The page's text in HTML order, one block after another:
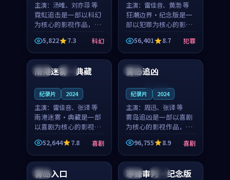
主演： 汤唯、刘亦菲 等
霓虹追击是一部以科幻
为核心的影视作品，围
绕危机、反转与人物成
长展开，整体节奏紧
凑，值得推荐观看。
5,822 7.3 科幻
主演： 雷佳音、黄渤 等
狂潮边界·纪念版是一
部以犯罪为核心的影视
作品，围绕危机、反转
与人物成长展开，整体
节奏紧凑，值得推荐观
看。
56,401 8.7 犯罪
日本 院线
南港迷雾·典藏
纪录片 2024
主演： 雷佳音、张译 等
南港迷雾·典藏是一部
以喜剧为核心的影视作
品，围绕危机、反转与
人物成长展开，整体节
奏紧凑，值得推荐观
看。
52,644 7.8 喜剧
中国
雾岛追凶
纪录片 2024
主演： 周迅、张译 等
雾岛追凶是一部以喜剧
为核心的影视作品，围
绕危机、反转与人物成
长展开，整体节奏紧
凑，值得推荐观看。
96,755 8.9 喜剧
中国
雾岛入口 法国 完结
寒锋审判·纪念版